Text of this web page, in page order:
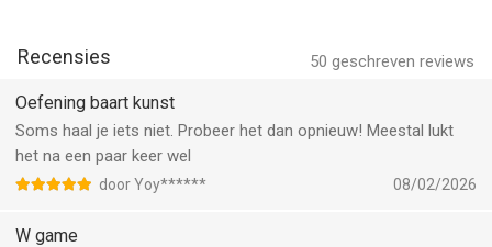
50 geschreven reviews
Recensies
Oefening baart kunst
Soms haal je iets niet. Probeer het dan opnieuw! Meestal lukt
het na een paar keer wel
door Yoy****** 08/02/2026
W game